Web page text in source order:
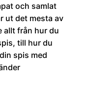
och samlat
ut det mesta av
allt från hur du
till hur du
spis med